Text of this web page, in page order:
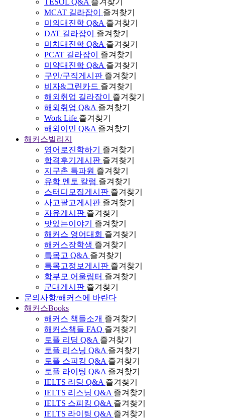
MCAT 길라잡이
즐겨찾기
미의대진학 Q&A 즐겨찾기
DAT 길라잡이
즐겨찾기
미치대진학 Q&A 즐겨찾기
PCAT 길라잡이
즐겨찾기
미약대진학 Q&A 즐겨찾기
구인/구직게시판 즐겨찾기
비자&그린카드 즐겨찾기
해외취업 길라잡이
즐겨찾기
해외취업 Q&A 즐겨찾기
Work Life 즐겨찾기
해외이민 Q&A 즐겨찾기
해커스빌리지
영어로진학하기
즐겨찾기
합격후기게시판 즐겨찾기
지구촌 특파원 즐겨찾기
유학 멘토 칼럼 즐겨찾기
스터디모집게시판 즐겨찾기
사고팔고게시판 즐겨찾기
자유게시판 즐겨찾기
맛있는이야기
즐겨찾기
해커스 영어대회 즐겨찾기
해커스장학생 즐겨찾기
특목고 Q&A 즐겨찾기
특목고정보게시판 즐겨찾기
학부모 어울림터 즐겨찾기
군대게시판 즐겨찾기
문의사항/해커스에 바란다
해커스Books
해커스 책들소개 즐겨찾기
해커스책들 FAQ 즐겨찾기
토플 리딩 Q&A 즐겨찾기
토플 리스닝 Q&A 즐겨찾기
토플 스피킹 Q&A 즐겨찾기
토플 라이팅 Q&A 즐겨찾기
IELTS 리딩 Q&A 즐겨찾기
IELTS 리스닝 Q&A 즐겨찾기
IELTS 스피킹 Q&A 즐겨찾기
IELTS 라이팅 Q&A 즐겨찾기